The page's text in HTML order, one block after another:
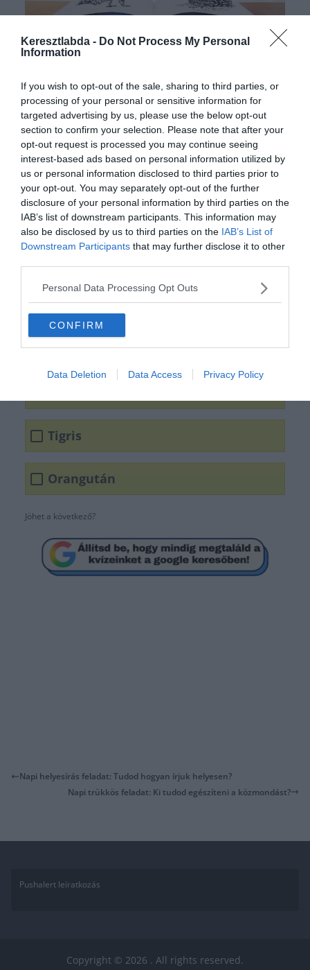
Keresztlabda - Do Not Process My Personal
Information
If you wish to opt-out of the sale, sharing to third parties, or
processing of your personal or sensitive information for
targeted advertising by us, please use the below opt-out
section to confirm your selection. Please note that after your
opt-out request is processed you may continue seeing
interest-based ads based on personal information utilized by
us or personal information disclosed to third parties prior to
your opt-out. You may separately opt-out of the further
disclosure of your personal information by third parties on the
IAB’s list of downstream participants. This information may
also be disclosed by us to third parties on the IAB’s List of
Downstream Participants that may further disclose it to other
Personal Data Processing Opt Outs
CONFIRM
Data Deletion Data Access Privacy Policy
Milyen állat A dzsungel
könyvében Ká?
Tigris
Orangután
Jöhet a következő?
Napi helyesírás feladat: Tudod hogyan írjuk helyesen?
Napi trükkös feladat: Ki tudod egészíteni a közmondást?
Pushalert leíratkozás
Copyright © 2026 . All rights reserved.